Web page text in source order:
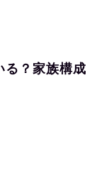
る？家族構成